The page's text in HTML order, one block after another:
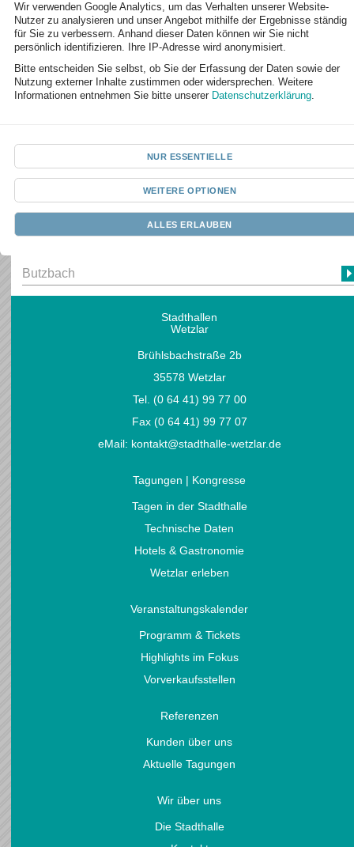
Solms
Weilburg
Herborn
Marburg
Lich
Butzbach
Stadthallen
Wetzlar
Brühlsbachstraße 2b
35578 Wetzlar
Tel. (0 64 41) 99 77 00
Fax (0 64 41) 99 77 07
eMail: kontakt@stadthalle-wetzlar.de
Tagungen | Kongresse
Tagen in der Stadthalle
Technische Daten
Hotels & Gastronomie
Wetzlar erleben
Veranstaltungskalender
Programm & Tickets
Highlights im Fokus
Vorverkaufsstellen
Referenzen
Kunden über uns
Aktuelle Tagungen
Wir über uns
Die Stadthalle
Wir verwenden Google Analytics, um das Verhalten unserer Website-
Nutzer zu analysieren und unser Angebot mithilfe der Ergebnisse ständig
für Sie zu verbessern. Anhand dieser Daten können wir Sie nicht
persönlich identifizieren. Ihre IP-Adresse wird anonymisiert.
Bitte entscheiden Sie selbst, ob Sie der Erfassung der Daten sowie der
Nutzung externer Inhalte zustimmen oder widersprechen. Weitere
Informationen entnehmen Sie bitte unserer Datenschutzerklärung.
NUR ESSENTIELLE
WEITERE OPTIONEN
ALLES ERLAUBEN